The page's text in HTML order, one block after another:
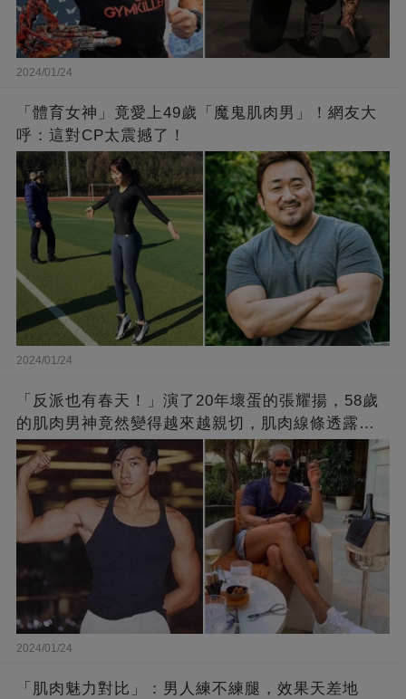
2024/01/24
「體育女神」竟愛上49歲「魔鬼肌肉男」！網友大
呼：這對CP太震撼了！
2024/01/24
「反派也有春天！」演了20年壞蛋的張耀揚，58歲
的肌肉男神竟然變得越來越親切，肌肉線條透露了
他的秘密！
2024/01/24
「肌肉魅力對比」：男人練不練腿，效果天差地